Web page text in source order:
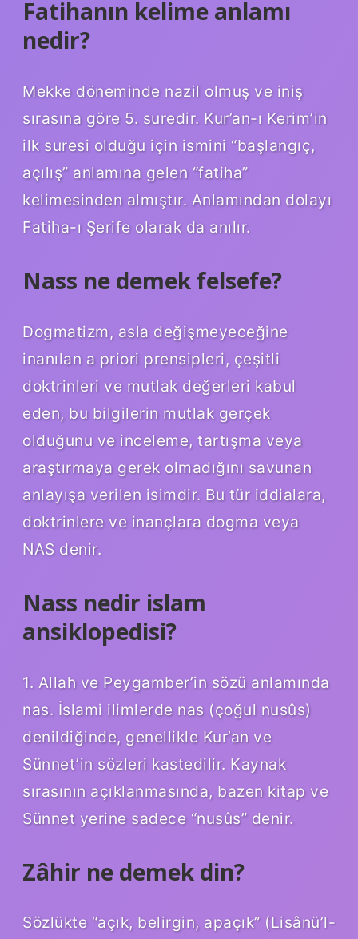
Fatihanın kelime anlamı
nedir?
Mekke döneminde nazil olmuş ve iniş
sırasına göre 5. suredir. Kur’an-ı Kerim’in
ilk suresi olduğu için ismini “başlangıç,
açılış” anlamına gelen “fatiha”
kelimesinden almıştır. Anlamından dolayı
Fatiha-ı Şerife olarak da anılır.
Nass ne demek felsefe?
Dogmatizm, asla değişmeyeceğine
inanılan a priori prensipleri, çeşitli
doktrinleri ve mutlak değerleri kabul
eden, bu bilgilerin mutlak gerçek
olduğunu ve inceleme, tartışma veya
araştırmaya gerek olmadığını savunan
anlayışa verilen isimdir. Bu tür iddialara,
doktrinlere ve inançlara dogma veya
NAS denir.
Nass nedir islam
ansiklopedisi?
1. Allah ve Peygamber’in sözü anlamında
nas. İslami ilimlerde nas (çoğul nusûs)
denildiğinde, genellikle Kur’an ve
Sünnet’in sözleri kastedilir. Kaynak
sırasının açıklanmasında, bazen kitap ve
Sünnet yerine sadece “nusûs” denir.
Zâhir ne demek din?
Sözlükte “açık, belirgin, apaçık” (Lisânü’l-